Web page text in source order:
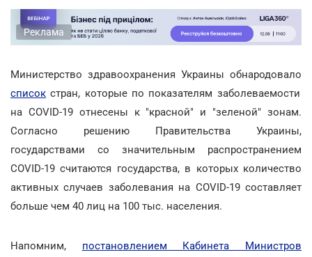
Реклама
Министерство здравоохранения Украины обнародовало
список стран, которые по показателям заболеваемости
на COVID-19 отнесены к "красной" и "зеленой" зонам.
Согласно решению Правительства Украины,
государствами со значительным распространением
COVID-19 считаются государства, в которых количество
активных случаев заболевания на COVID-19 составляет
больше чем 40 лиц на 100 тыс. населения.
Напомним, постановлением Кабинета Министров